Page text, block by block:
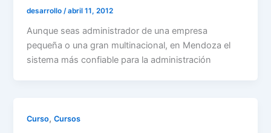
desarrollo/abril 11, 2012
Aunque seas administrador de una empresa
pequeña o una gran multinacional, en Mendoza el
sistema más confiable para la administración
Curso,Cursos